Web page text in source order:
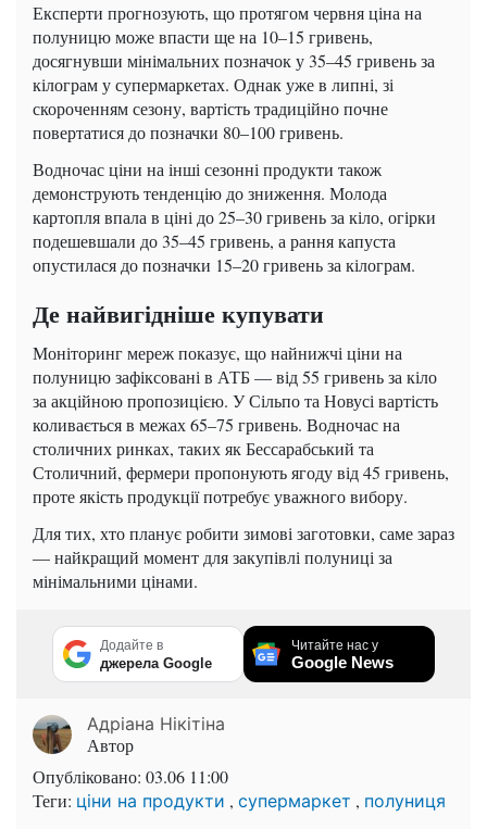
Експерти прогнозують, що протягом червня ціна на
полуницю може впасти ще на 10–15 гривень,
досягнувши мінімальних позначок у 35–45 гривень за
кілограм у супермаркетах. Однак уже в липні, зі
скороченням сезону, вартість традиційно почне
повертатися до позначки 80–100 гривень.
Водночас ціни на інші сезонні продукти також
демонструють тенденцію до зниження. Молода
картопля впала в ціні до 25–30 гривень за кіло, огірки
подешевшали до 35–45 гривень, а рання капуста
опустилася до позначки 15–20 гривень за кілограм.
Де найвигідніше купувати
Моніторинг мереж показує, що найнижчі ціни на
полуницю зафіксовані в АТБ — від 55 гривень за кіло
за акційною пропозицією. У Сільпо та Новусі вартість
коливається в межах 65–75 гривень. Водночас на
столичних ринках, таких як Бессарабський та
Столичний, фермери пропонують ягоду від 45 гривень,
проте якість продукції потребує уважного вибору.
Для тих, хто планує робити зимові заготовки, саме зараз
— найкращий момент для закупівлі полуниці за
мінімальними цінами.
Додайте в
джерела Google
Читайте нас у
Google News
Адріана Нікітіна
Автор
Опубліковано: 03.06 11:00
Теги: ціни на продукти , супермаркет , полуниця